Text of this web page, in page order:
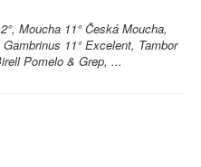
Moucha 11° Česká Moucha,
11° Excelent, Tambor
Pomelo & Grep, ...